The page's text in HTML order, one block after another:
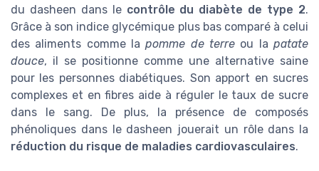
du dasheen dans le contrôle du diabète de type 2.
Grâce à son indice glycémique plus bas comparé à celui
des aliments comme lapomme de terre ou lapatate
douce, il se positionne comme une alternative saine
pour les personnes diabétiques. Son apport en sucres
complexes et en fibres aide à réguler le taux de sucre
dans le sang. De plus, la présence de composés
phénoliques dans le dasheen jouerait un rôle dans la
réduction du risque de maladies cardiovasculaires.